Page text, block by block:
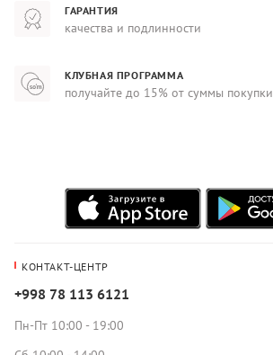
ГАРАНТИЯ
качества и подлинности
КЛУБНАЯ ПРОГРАММА
получайте до 15% от суммы покупки
КОНТАКТ-ЦЕНТР
+998 78 113 6121
Пн-Пт 10:00 - 19:00